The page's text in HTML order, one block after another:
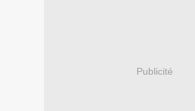
Publicité